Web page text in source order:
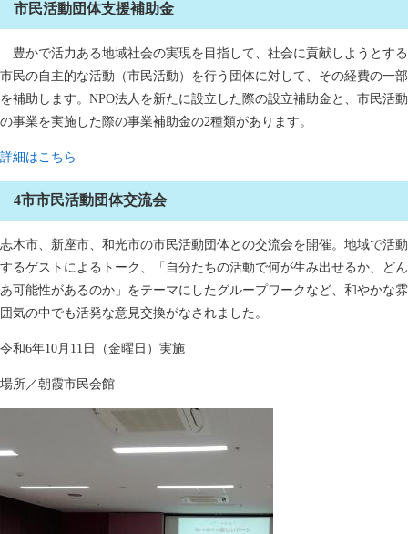
市民活動団体支援補助金
豊かで活力ある地域社会の実現を目指して、社会に貢献しようとする
市民の自主的な活動（市民活動）を行う団体に対して、その経費の一部
を補助します。NPO法人を新たに設立した際の設立補助金と、市民活動
の事業を実施した際の事業補助金の2種類があります。
詳細はこちら
4市市民活動団体交流会
志木市、新座市、和光市の市民活動団体との交流会を開催。地域で活動
するゲストによるトーク、「自分たちの活動で何が生み出せるか、どん
あ可能性があるのか」をテーマにしたグループワークなど、和やかな雰
囲気の中でも活発な意見交換がなされました。
令和6年10月11日（金曜日）実施
場所／朝霞市民会館